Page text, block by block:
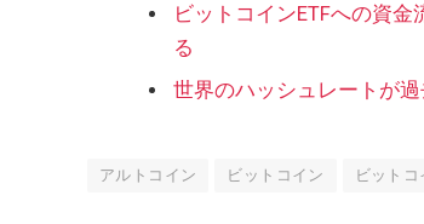
ビットコインETFへの資
る
世界のハッシュレートが
アルトコイン ビットコイン ビット